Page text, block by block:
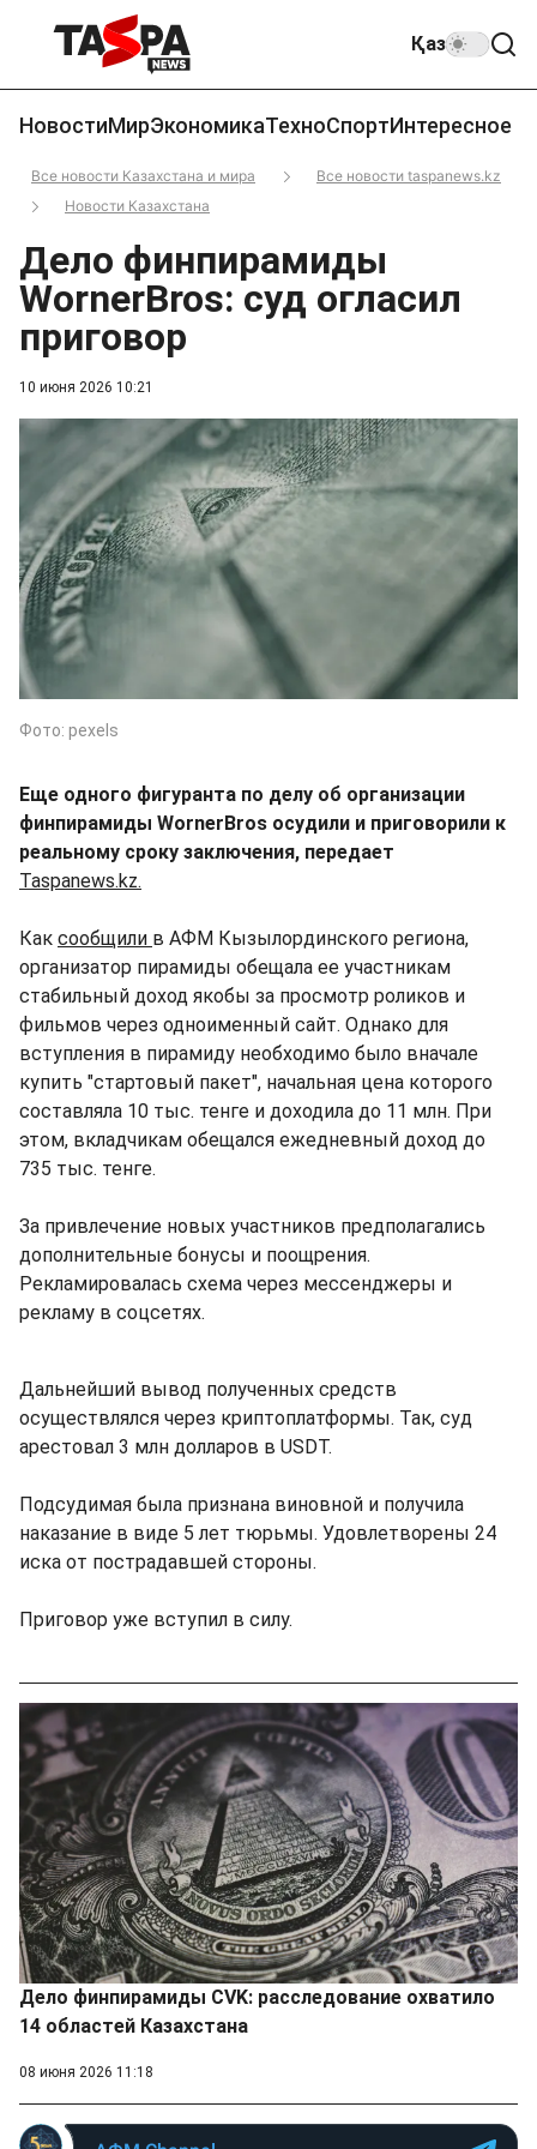
Қаз
НовостиМирЭкономикаТехноСпортИнтересное
Все новости Казахстана и мира
Все новости taspanews.kz
Новости Казахстана
10 июня 2026 10:21
Дело финпирамиды
WornerBros: суд огласил
приговор
Фото: pexels
Еще одного фигуранта по делу об организации
финпирамиды WornerBros осудили и приговорили к
реальному сроку заключения, передает
Taspanews.kz.
Как сообщили в АФМ Кызылординского региона,
организатор пирамиды обещала ее участникам
стабильный доход якобы за просмотр роликов и
фильмов через одноименный сайт. Однако для
вступления в пирамиду необходимо было вначале
купить "стартовый пакет", начальная цена которого
составляла 10 тыс. тенге и доходила до 11 млн. При
этом, вкладчикам обещался ежедневный доход до
735 тыс. тенге.
За привлечение новых участников предполагались
дополнительные бонусы и поощрения.
Рекламировалась схема через мессенджеры и
рекламу в соцсетях.
Дальнейший вывод полученных средств
осуществлялся через криптоплатформы. Так, суд
арестовал 3 млн долларов в USDT.
Подсудимая была признана виновной и получила
наказание в виде 5 лет тюрьмы. Удовлетворены 24
иска от пострадавшей стороны.
Приговор уже вступил в силу.
Дело финпирамиды CVK: расследование охватило
14 областей Казахстана
08 июня 2026 11:18